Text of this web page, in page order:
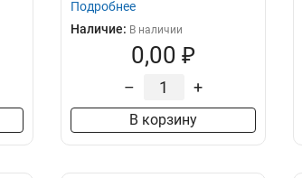
Подробнее
Наличие: В наличии
0,00 ₽
– +
В корзину